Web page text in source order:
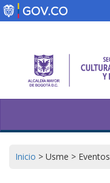
Pasar
al
Inicio > Usme > Eventos